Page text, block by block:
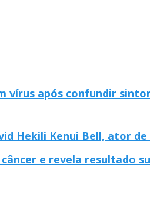
vírus após confundir
Hekili Kenui Bell, ator
e revela resultado